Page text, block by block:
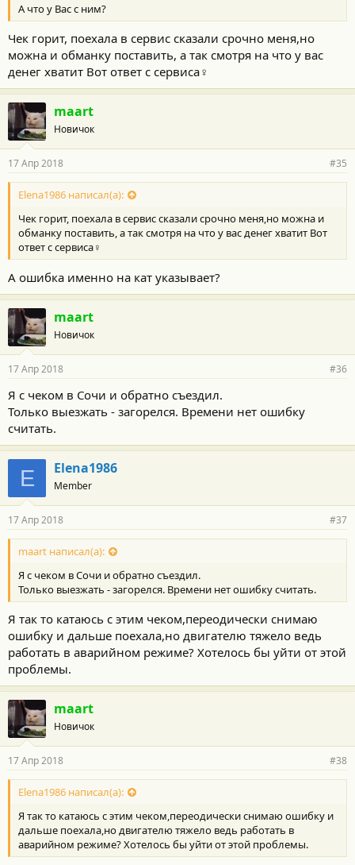
А что у Вас с ним?
Чек горит, поехала в сервис сказали срочно меня,но
можна и обманку поставить, а так смотря на что у вас
денег хватит Вот ответ с сервиса‍♀️
maart
Новичок
17 Апр 2018 #35
Elena1986 написал(а):
Чек горит, поехала в сервис сказали срочно меня,но можна и
обманку поставить, а так смотря на что у вас денег хватит Вот
ответ с сервиса‍♀️
А ошибка именно на кат указывает?
maart
Новичок
17 Апр 2018 #36
Я с чеком в Сочи и обратно съездил.
Только выезжать - загорелся. Времени нет ошибку
считать.
E Elena1986
Member
17 Апр 2018 #37
maart написал(а):
Я с чеком в Сочи и обратно съездил.
Только выезжать - загорелся. Времени нет ошибку считать.
Я так то катаюсь с этим чеком,переодически снимаю
ошибку и дальше поехала,но двигателю тяжело ведь
работать в аварийном режиме? Хотелось бы уйти от этой
проблемы.
maart
Новичок
17 Апр 2018 #38
Elena1986 написал(а):
Я так то катаюсь с этим чеком,переодически снимаю ошибку и
дальше поехала,но двигателю тяжело ведь работать в
аварийном режиме? Хотелось бы уйти от этой проблемы.